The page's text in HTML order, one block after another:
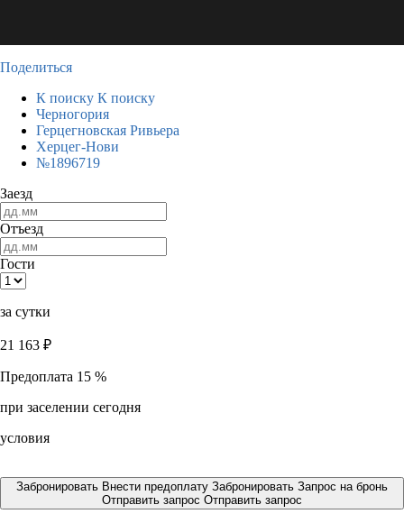
Поделиться
К поиску К поиску
Черногория
Герцегновская Ривьера
Херцег-Нови
№1896719
Заезд
Отъезд
Гости
за сутки
21 163 ₽
Предоплата 15 %
при заселении сегодня
условия
Забронировать Внести предоплату Забронировать Запрос на бронь
Отправить запрос Отправить запрос